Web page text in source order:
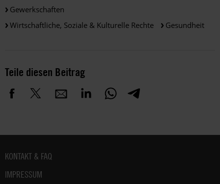
Gewerkschaften
Wirtschaftliche, Soziale & Kulturelle Rechte
Gesundheit
Teile diesen Beitrag
Fußbereich
KONTAKT & FAQ
IMPRESSUM